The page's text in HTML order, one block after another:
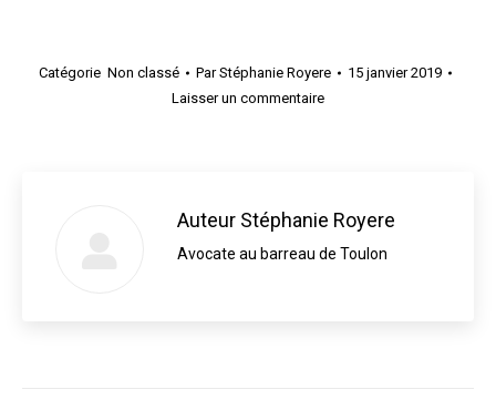
Catégorie Non classé ParStéphanie Royere
15 janvier 2019
Laisser un commentaire
Auteur Stéphanie Royere
Avocate au barreau de Toulon